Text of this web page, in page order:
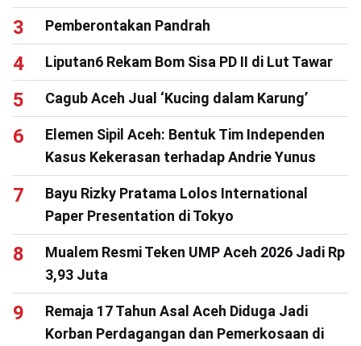
Pemberontakan Pandrah
Liputan6 Rekam Bom Sisa PD II di Lut Tawar
Cagub Aceh Jual ‘Kucing dalam Karung’
Elemen Sipil Aceh: Bentuk Tim Independen
Kasus Kekerasan terhadap Andrie Yunus
Bayu Rizky Pratama Lolos International
Paper Presentation di Tokyo
Mualem Resmi Teken UMP Aceh 2026 Jadi Rp
3,93 Juta
Remaja 17 Tahun Asal Aceh Diduga Jadi
Korban Perdagangan dan Pemerkosaan di